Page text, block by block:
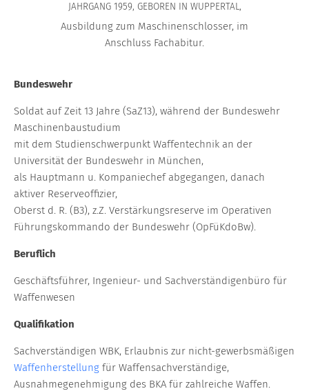
JAHRGANG 1959, GEBOREN IN WUPPERTAL,
Ausbildung zum Maschinenschlosser, im
Anschluss Fachabitur.
Bundeswehr
Soldat auf Zeit 13 Jahre (SaZ13), während der Bundeswehr
Maschinenbaustudium
mit dem Studienschwerpunkt Waffentechnik an der
Universität der Bundeswehr in München,
als Hauptmann u. Kompaniechef abgegangen, danach
aktiver Reserveoffizier,
Oberst d. R. (B3), z.Z. Verstärkungsreserve im Operativen
Führungskommando der Bundeswehr (OpFüKdoBw).
Beruflich
Geschäftsführer, Ingenieur- und Sachverständigenbüro für
Waffenwesen
Qualifikation
Sachverständigen WBK, Erlaubnis zur nicht-gewerbsmäßigen
Waffenherstellung für Waffensachverständige,
Ausnahmegenehmigung des BKA für zahlreiche Waffen.